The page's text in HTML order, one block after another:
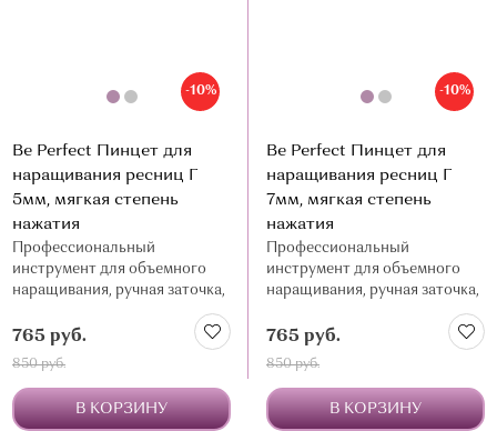
-10%
Be Perfect Пинцет для
наращивания ресниц Г
5мм, мягкая степень
нажатия
Профессиональный
инструмент для объемного
наращивания, ручная заточка,
765 руб.
850 руб.
В КОРЗИНУ
-10%
Be Perfect Пинцет для
наращивания ресниц Г
7мм, мягкая степень
нажатия
Профессиональный
инструмент для объемного
наращивания, ручная заточка,
765 руб.
850 руб.
В КОРЗИНУ